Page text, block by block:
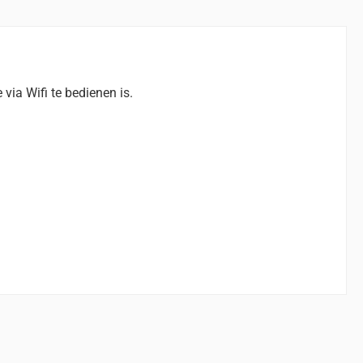
Wifi te bedienen is.